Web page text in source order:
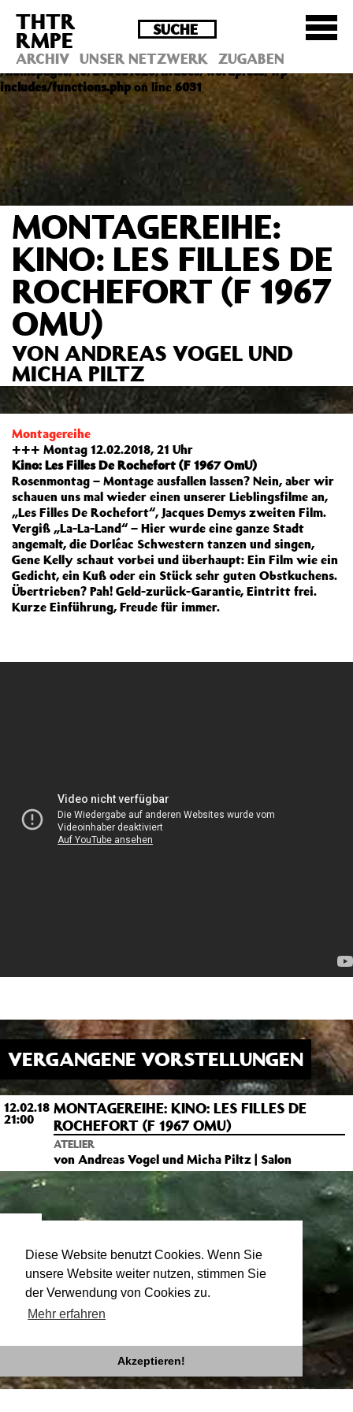
Diese Website benutzt Cookies. Wenn Sie
unsere Website weiter nutzen, stimmen Sie
der Verwendung von Cookies zu.
Mehr erfahren
Akzeptieren!
Deprecated : Die Funktion post_permalink ist seit
Version 4.4.0 veraltet! Verwende stattdessen
get_permalink(). in
/homepages/10/d43051023/htdocs/wordpress/wp-
includes/functions.phpon line 6031
THTR
RMPE
ARCHIV UNSER NETZWERK ZUGABEN
MONTAGEREIHE:
KINO: LES FILLES DE
ROCHEFORT (F 1967
OMU)
VON ANDREAS VOGEL UND
MICHA PILTZ
Montagereihe
+++ Montag 12.02.2018, 21 Uhr
Kino: Les Filles De Rochefort (F 1967 OmU)
Rosenmontag – Montage ausfallen lassen? Nein, aber wir
schauen uns mal wieder einen unserer Lieblingsfilme an,
„Les Filles De Rochefort“, Jacques Demys zweiten Film.
Vergiß „La-La-Land“ – Hier wurde eine ganze Stadt
angemalt, die Dorléac Schwestern tanzen und singen,
Gene Kelly schaut vorbei und überhaupt: Ein Film wie ein
Gedicht, ein Kuß oder ein Stück sehr guten Obstkuchens.
Übertrieben? Pah! Geld-zurück-Garantie, Eintritt frei.
Kurze Einführung, Freude für immer.
VERGANGENE VORSTELLUNGEN
12.02.18
21:00
MONTAGEREIHE: KINO: LES FILLES DE
ROCHEFORT (F 1967 OMU)
ATELIER
von Andreas Vogel und Micha Piltz | Salon
Andreas Vogel
Micha Piltz